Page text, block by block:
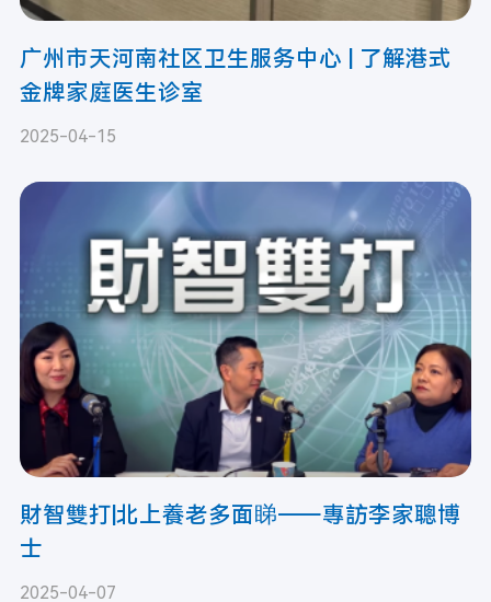
广州市天河南社区卫生服务中心 | 了解港式
金牌家庭医生诊室
2025-04-15
財智雙打|北上養老多面睇——專訪李家聰博
士
2025-04-07